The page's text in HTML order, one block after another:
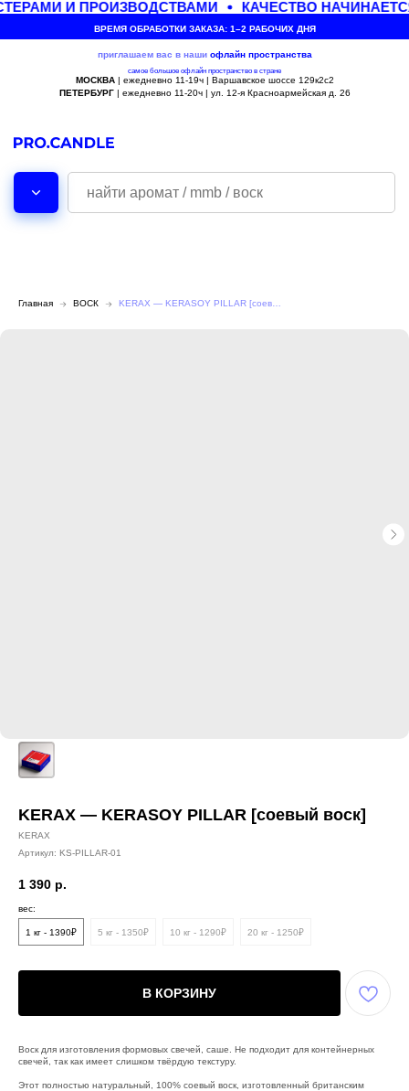
И ПРОИЗВОДСТВАМИ КАЧЕСТВО
ВРЕМЯ ОБРАБОТКИ ЗАКАЗА: 1–2 РАБОЧИХ ДНЯ
приглашаем вас в наши офлайн пространства
самое большое офлайн пространство в стране
МОСКВА| ежедневно 11-19ч | Варшавское шоссе 129к2с2
ПЕТЕРБУРГ| ежедневно 11-20ч | ул. 12-я Красноармейская д. 26
Главная ВОСК
KERAX — KERASOY PILLAR [соевый воск]
KERAX
Артикул: KS-PILLAR-01
1 390 р.
вес:
1 кг - 1390₽ 5 кг - 1350₽ 10 кг - 1290₽ 20 кг - 1250₽
В КОРЗИНУ
Воск для изготовления формовых свечей, саше. Не подходит для контейнерных
свечей, так как имеет слишком твёрдую текстуру.
Этот полностью натуральный, 100% соевый воск, изготовленный британским